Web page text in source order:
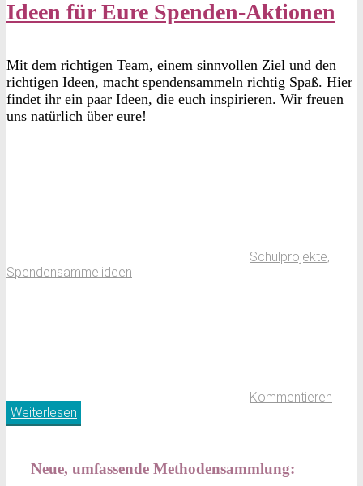
Ideen für Eure Spenden-Aktionen
Mit dem richtigen Team, einem sinnvollen Ziel und den
richtigen Ideen, macht spendensammeln richtig Spaß. Hier
findet ihr ein paar Ideen, die euch inspirieren. Wir freuen
uns natürlich über eure!
Schulprojekte,
Spendensammelideen
Kommentieren
Weiterlesen
Neue, umfassende Methodensammlung: